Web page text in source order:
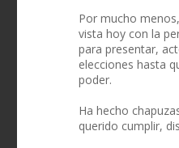
Por mucho
vista hoy con la
para presentar,
elecciones hasta
poder.
Ha hecho
querido cumplir,